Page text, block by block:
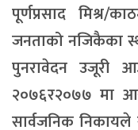
पूर्णप्रसाद मिश्र/
जनताको नजिकैका
पुनरावेदन उजूरी
२०७६र२०७७ मा
सार्वजनिक निकायले